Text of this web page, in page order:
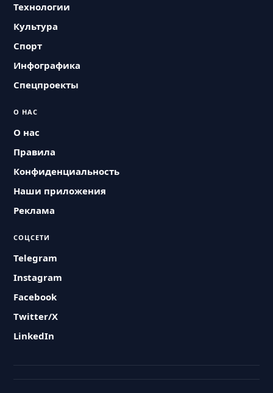
Технологии
Культура
Спорт
Инфографика
Спецпроекты
О НАС
О нас
Правила
Конфиденциальность
Наши приложения
Реклама
СОЦСЕТИ
Telegram
Instagram
Facebook
Twitter/X
LinkedIn